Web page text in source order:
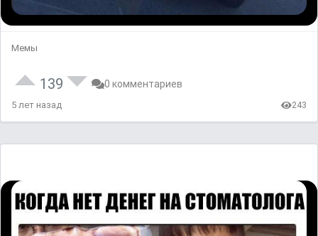
Мемы
139 0 комментариев
5 лет назад 243